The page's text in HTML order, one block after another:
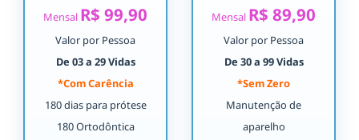
Mensal R$ 99,90
Valor por Pessoa
De 03 a 29 Vidas
*Com Carência
180 dias para prótese
180 Ortodôntica
Mensal R$ 89,90
Valor por Pessoa
De 30 a 99 Vidas
*Sem Zero
Manutenção de
aparelho